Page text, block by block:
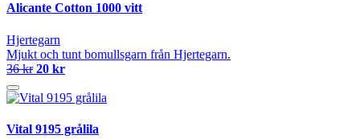
Alicante Cotton 1000 vitt
Hjertegarn
Mjukt och tunt bomullsgarn från Hjertegarn.
36 kr 20 kr
Vital 9195 grålila